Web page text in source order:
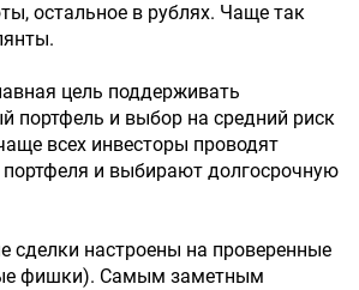
остальное в рублях. Чаще так
цель поддерживать
портфель и выбор на средний риск
всех инвесторы проводят
и выбирают долгосрочную
сделки настроены на проверенные
фишки). Самым заметным